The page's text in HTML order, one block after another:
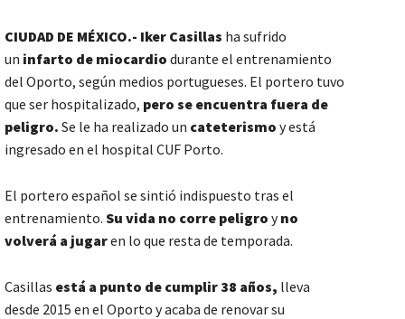
CIUDAD DE MÉXICO.- Iker Casillas ha sufrido
un infarto de miocardio durante el entrenamiento
del Oporto, según medios portugueses. El portero tuvo
que ser hospitalizado, pero se encuentra fuera de
peligro. Se le ha realizado un cateterismo y está
ingresado en el hospital CUF Porto.
El portero español se sintió indispuesto tras el
entrenamiento. Su vida no corre peligro yno
volverá a jugaren lo que resta de temporada.
Casillas está a punto de cumplir 38 años, lleva
desde 2015 en el Oporto y acaba de renovar su